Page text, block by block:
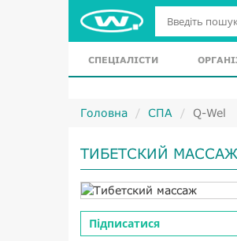
СПЕЦІАЛІСТИ
Головна СПА Q-Wel
ТИБЕТСКИЙ МАССАЖ
Підписатися